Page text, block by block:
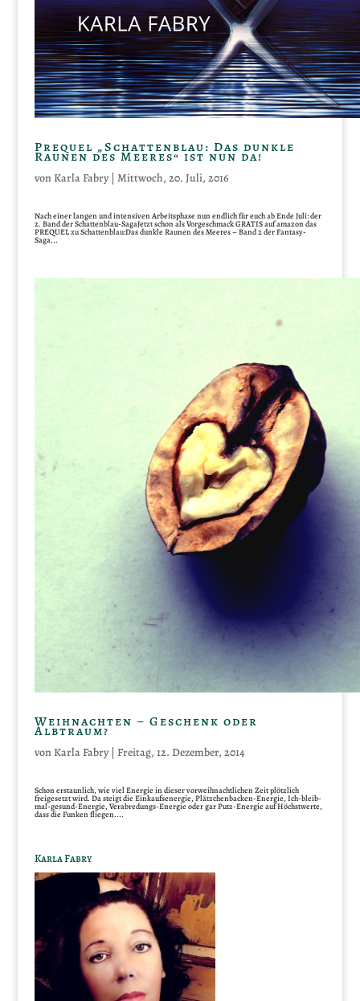
Prequel „Schattenblau: Das dunkle
Raunen des Meeres“ ist nun da!
vonKarla Fabry| Mittwoch, 20. Juli, 2016
Nach einer langen und intensiven Arbeitsphase nun endlich für euch ab Ende Juli: der
2. Band der Schattenblau-SagaJetzt schon als Vorgeschmack GRATIS auf amazon das
PREQUEL zu Schattenblau:Das dunkle Raunen des Meeres – Band 2 der Fantasy-
Saga...
Weihnachten – Geschenk oder
Albtraum?
vonKarla Fabry| Freitag, 12. Dezember, 2014
Schon erstaunlich, wie viel Energie in dieser vorweihnachtlichen Zeit plötzlich
freigesetzt wird. Da steigt die Einkaufsenergie, Plätzchenbacken-Energie, Ich-bleib-
mal-gesund-Energie, Verabredungs-Energie oder gar Putz-Energie auf Höchstwerte,
dass die Funken fliegen....
Karla Fabry